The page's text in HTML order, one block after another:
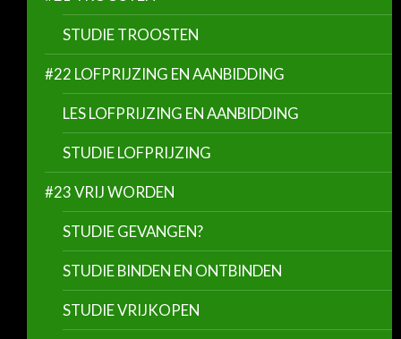
STUDIE TROOSTEN
#22 LOFPRIJZING EN AANBIDDING
LES LOFPRIJZING EN AANBIDDING
STUDIE LOFPRIJZING
#23 VRIJ WORDEN
STUDIE GEVANGEN?
STUDIE BINDEN EN ONTBINDEN
STUDIE VRIJKOPEN